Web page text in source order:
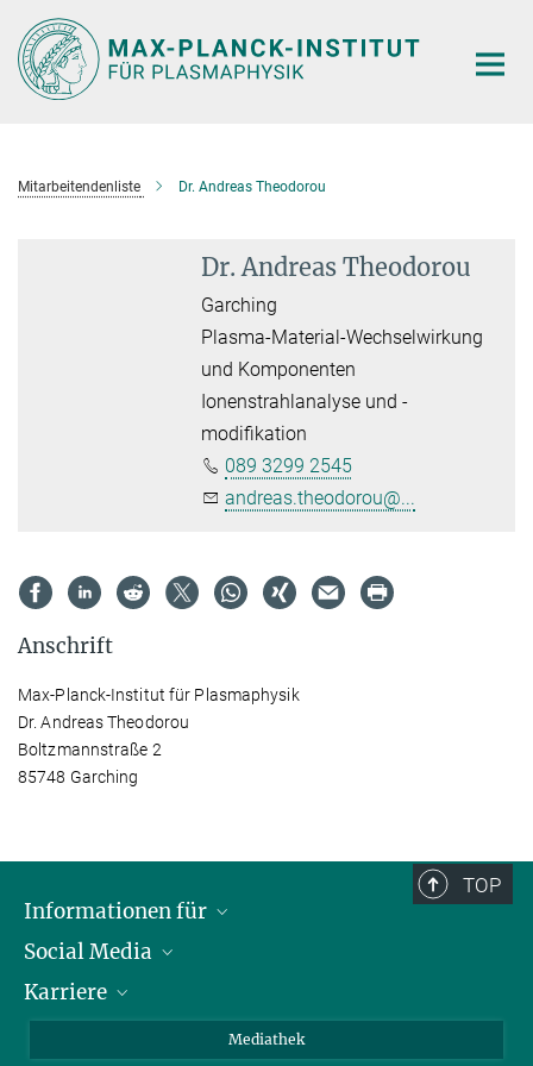
Hauptinhalt
Mitarbeitendenliste Dr. Andreas Theodorou
Dr. Andreas Theodorou
Garching
Plasma-Material-Wechselwirkung
und Komponenten
Ionenstrahlanalyse und -
modifikation
089 3299 2545
andreas.theodorou@...
Anschrift
Max-Planck-Institut für Plasmaphysik
Dr. Andreas Theodorou
Boltzmannstraße 2
85748 Garching
TOP
Informationen für
Journalisten
Schule
Social Media
LinkedIn
Karriere
Mediathek